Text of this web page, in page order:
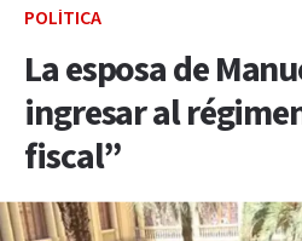
POLÍTICA
La esposa de
ingresar al
fiscal”